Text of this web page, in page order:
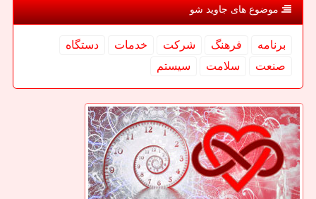
موضوع های جاوید شو
برنامه فرهنگ شركت خدمات
دستگاه
صنعت
سلامت سیستم